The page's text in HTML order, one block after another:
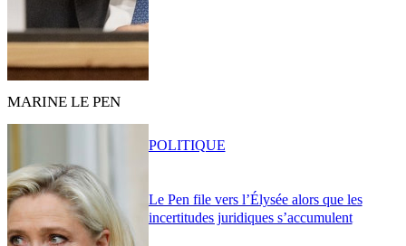
MARINE LE PEN
Le Pen file vers l’Élysée alors que les
incertitudes juridiques s’accumulent
POLITIQUE